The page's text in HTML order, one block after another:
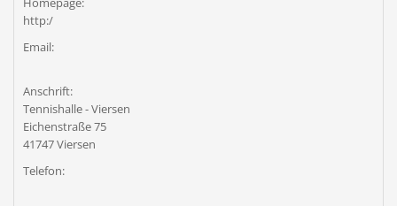
http:/
Email:
Anschrift:
Tennishalle - Viersen
Eichenstraße 75
41747 Viersen
Telefon: